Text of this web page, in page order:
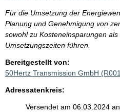
Für die Umsetzung der
Planung und Genehmigung von
sowohl zu Kosteneinsparungen
Umsetzungszeiten führen.
Bereitgestellt von:
50Hertz Transmission GmbH
Adressatenkreis:
Versendet am 06.03.2024